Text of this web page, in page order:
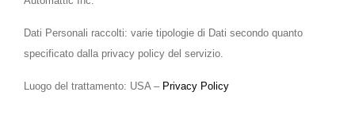
Dati Personali raccolti: varie tipologie di Dati secondo quanto
specificato dalla privacy policy del servizio.
Luogo del trattamento: USA – Privacy Policy